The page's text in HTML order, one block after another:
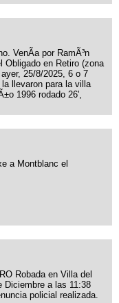
VenÃ­a por RamÃ³n
Obligado en Retiro (zona
25/8/2025, 6 o 7
llevaron para la villa
1996 rodado 26',
a Montblanc el
Robada en Villa del
Diciembre a las 11:38
policial realizada.